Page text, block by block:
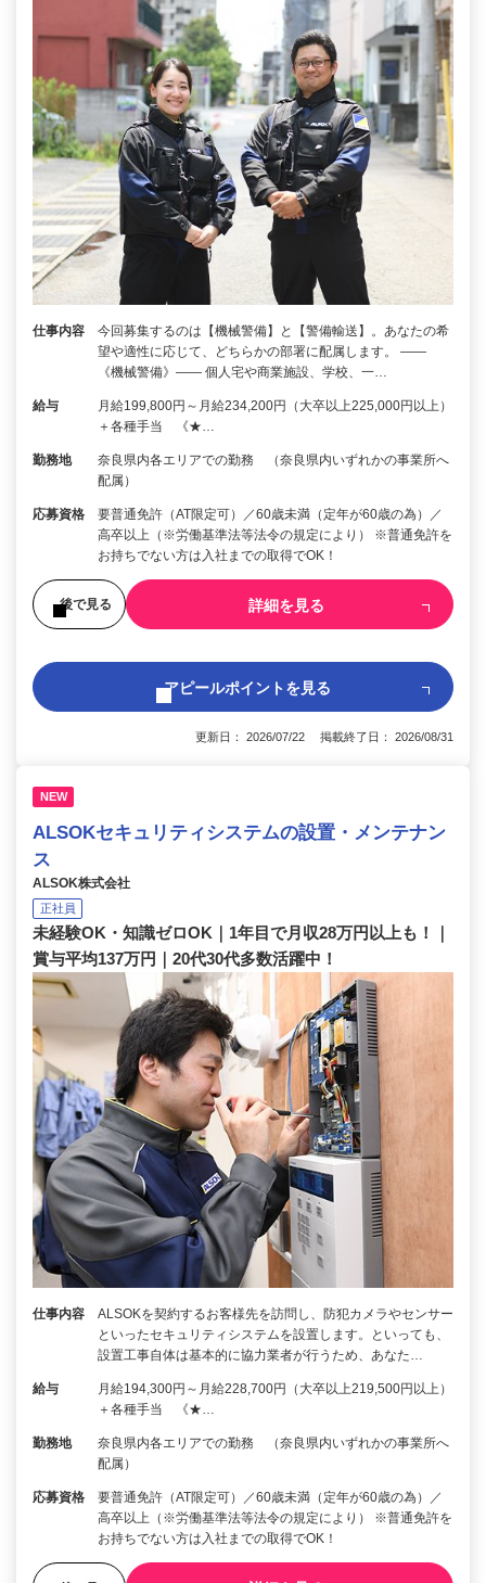
仕事内容
今回募集するのは【機械警備】と【警備輸送】。あなたの希
望や適性に応じて、どちらかの部署に配属します。 ――
《機械警備》―― 個人宅や商業施設、学校、一…
給与
月給199,800円～月給234,200円（大卒以上225,000円以上）
＋各種手当 《★…
勤務地
奈良県内各エリアでの勤務 （奈良県内いずれかの事業所へ
配属）
応募資格
要普通免許（AT限定可）／60歳未満（定年が60歳の為）／
高卒以上（※労働基準法等法令の規定により） ※普通免許を
お持ちでない方は入社までの取得でOK！
後で見る 詳細を見る
アピールポイントを見る
更新日： 2026/07/22 掲載終了日： 2026/08/31
NEW
ALSOKセキュリティシステムの設置・メンテナン
ス
ALSOK株式会社
正社員
未経験OK・知識ゼロOK｜1年目で月収28万円以上も！｜
賞与平均137万円｜20代30代多数活躍中！
仕事内容
ALSOKを契約するお客様先を訪問し、防犯カメラやセンサー
といったセキュリティシステムを設置します。といっても、
設置工事自体は基本的に協力業者が行うため、あなた…
給与
月給194,300円～月給228,700円（大卒以上219,500円以上）
＋各種手当 《★…
勤務地
奈良県内各エリアでの勤務 （奈良県内いずれかの事業所へ
配属）
応募資格
要普通免許（AT限定可）／60歳未満（定年が60歳の為）／
高卒以上（※労働基準法等法令の規定により） ※普通免許を
お持ちでない方は入社までの取得でOK！